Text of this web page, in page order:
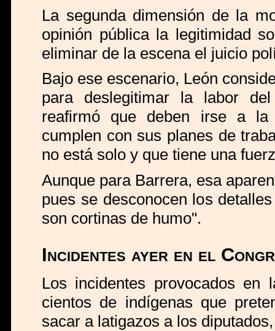
La segunda dimensión de la
opinión pública la legitimidad
eliminar de la escena el juicio
Bajo ese escenario, León
para deslegitimar la labor
reafirmó que deben irse a la
cumplen con sus planes de
no está solo y que tiene una
Aunque para Barrera, esa
pues se desconocen los
son cortinas de humo".
Incidentes ayer en el
Los incidentes provocados en
cientos de indígenas que
sacar a latigazos a los